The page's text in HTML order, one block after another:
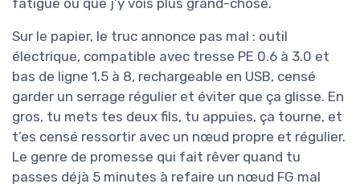
fatigué ou que j’y vois plus grand-chose.
Sur le papier, le truc annonce pas mal : outil
électrique, compatible avec tresse PE 0.6 à 3.0 et
bas de ligne 1.5 à 8, rechargeable en USB, censé
garder un serrage régulier et éviter que ça glisse. En
gros, tu mets tes deux fils, tu appuies, ça tourne, et
t’es censé ressortir avec un nœud propre et régulier.
Le genre de promesse qui fait rêver quand tu
passes déjà 5 minutes à refaire un nœud FG mal